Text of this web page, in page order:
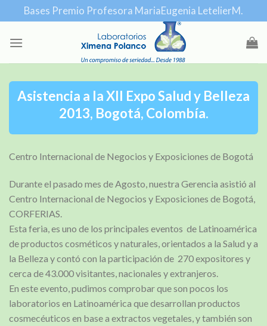
to
content
Bases Premio Profesora MariaEugenia LetelierM.
Asistencia a la XII Expo Salud y Belleza
2013, Bogotá, Colombía.
Centro Internacional de Negocios y Exposiciones de Bogotá
Durante el pasado mes de Agosto, nuestra Gerencia asistió al
Centro Internacional de Negocios y Exposiciones de Bogotá,
CORFERIAS.
Esta feria, es uno de los principales eventos de Latinoamérica
de productos cosméticos y naturales, orientados a la Salud y a
la Belleza y contó con la participación de 270 expositores y
cerca de 43.000 visitantes, nacionales y extranjeros.
En este evento, pudimos comprobar que son pocos los
laboratorios en Latinoamérica que desarrollan productos
cosmecéuticos en base a extractos vegetales, y también son